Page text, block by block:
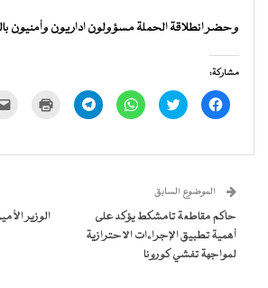
وحضر انطلاقة الحملة مسؤولون اداريون وأمنيون
مشاركة:
انقر
للمشاركة
في
اضغط
للمشاركة
في
انقر
للمشاركة
في
انقر
للمشاركة
في
للطباعة
جديدة)
الموضوع السابق
حاكم مقاطعة تامشكط يؤكد على
أهمية تطبيق الإجراءات الاحترازية
لمواجهة تفشي كورونا
الوزير